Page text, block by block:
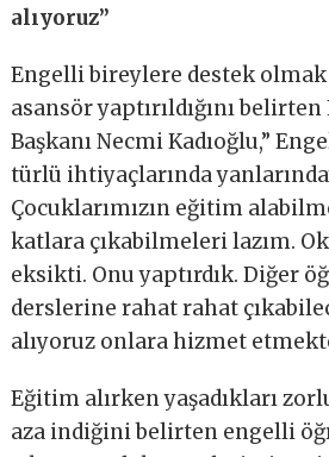
alıyoruz”
Engelli bireylere destek olmak
asansör yaptırıldığını
Başkanı Necmi Kadıoğlu,”
türlü ihtiyaçlarında
Çocuklarımızın eğitim
katlara çıkabilmeleri lazım.
eksikti. Onu yaptırdık. Diğer
derslerine rahat rahat
alıyoruz onlara hizmet
Eğitim alırken yaşadıkları
aza indiğini belirten engelli